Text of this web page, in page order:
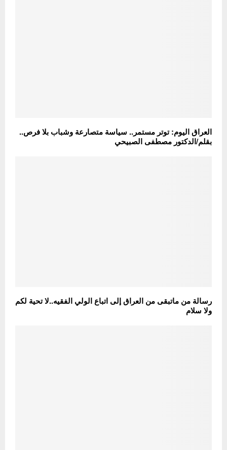
العراق اليوم: توتر مستمر.. سياسة متصارعة وشباب بلا فرص..
بقلم/الدكتور مصطفى الصبيحي
رسالة من ماتبقى من العراق إلى اتباع الولي الفقيه..لا تحية لكم
ولا سلام